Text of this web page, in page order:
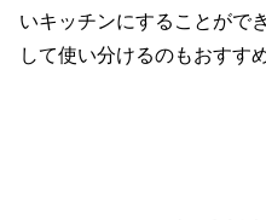
いキッチンにすることがで
して使い分けるのもおすす